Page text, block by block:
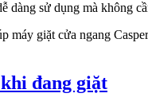
dàng sử dụng mà không
máy giặt cửa ngang
đang giặt